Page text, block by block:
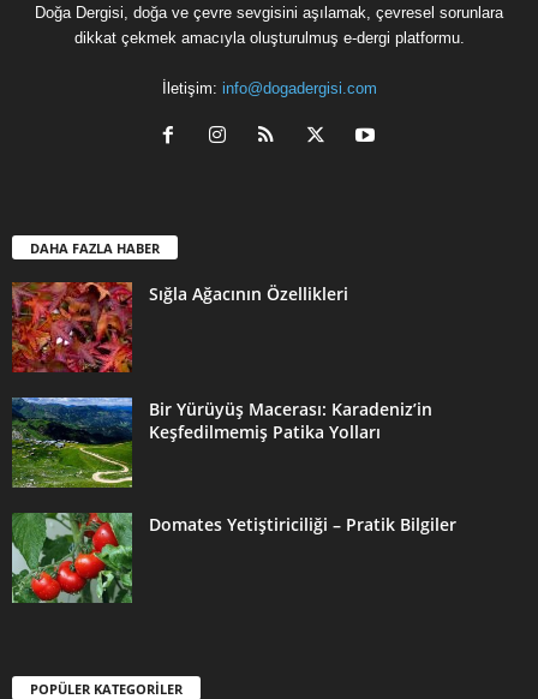
Doğa Dergisi, doğa ve çevre sevgisini aşılamak, çevresel sorunlara
dikkat çekmek amacıyla oluşturulmuş e-dergi platformu.
İletişim: info@dogadergisi.com
DAHA FAZLA HABER
Sığla Ağacının Özellikleri
Bir Yürüyüş Macerası: Karadeniz’in
Keşfedilmemiş Patika Yolları
Domates Yetiştiriciliği – Pratik Bilgiler
POPÜLER KATEGORİLER